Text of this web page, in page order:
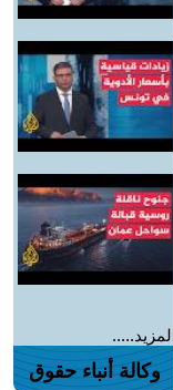
وكالة أنباء حقوق